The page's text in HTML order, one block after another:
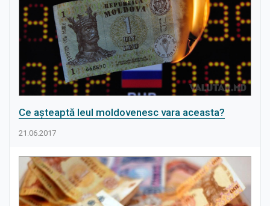
Ce așteaptă leul moldovenesc vara aceasta?
21.06.2017